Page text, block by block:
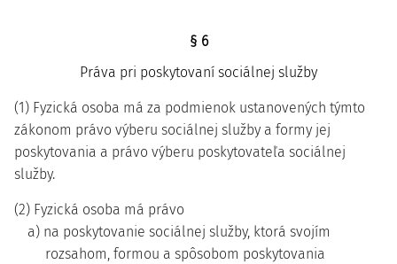
§ 6
Práva pri poskytovaní sociálnej služby
(1) Fyzická osoba má za podmienok ustanovených týmto
zákonom právo výberu sociálnej služby a formy jej
poskytovania a právo výberu poskytovateľa sociálnej
služby.
(2) Fyzická osoba má právo
a) na poskytovanie sociálnej služby, ktorá svojím
rozsahom, formou a spôsobom poskytovania